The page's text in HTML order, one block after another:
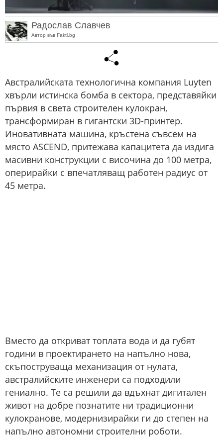
Радослав Славчев
Автор във Fakti.bg
Австралийската технологична компания Luyten
хвърли истинска бомба в сектора, представяйки
първия в света строителен кулокран,
трансформиран в гигантски 3D-принтер.
Иновативната машина, кръстена съвсем на
място ASCEND, притежава капацитета да издига
масивни конструкции с височина до 100 метра,
оперирайки с впечатляващ работен радиус от
45 метра.
Вместо да откриват топлата вода и да губят
години в проектирането на напълно нова,
скъпоструваща механизация от нулата,
австралийските инженери са подходили
гениално. Те са решили да вдъхнат дигитален
живот на добре познатите ни традиционни
кулокранове, модернизирайки ги до степен на
напълно автономни строителни роботи.